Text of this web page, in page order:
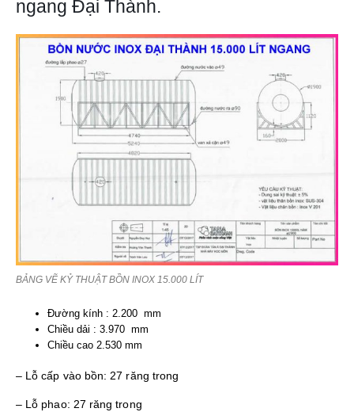
ngang Đại Thành.
BẢNG VẼ KỶ THUẬT BỒN INOX 15.000 LÍT
Đường kính : 2.200 mm
Chiều dải : 3.970 mm
Chiều cao 2.530 mm
– Lỗ cấp vào bồn: 27 răng trong
– Lỗ phao: 27 răng trong